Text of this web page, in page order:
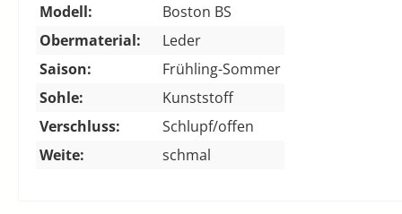
Modell:
Boston BS
Obermaterial:
Leder
Saison:
Frühling-Sommer
Sohle:
Kunststoff
Verschluss:
Schlupf/offen
Weite:
schmal